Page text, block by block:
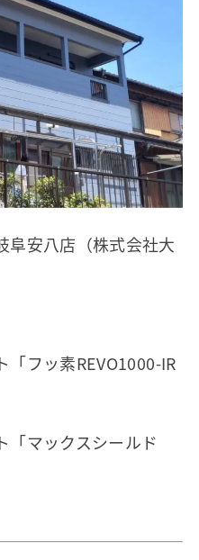
阜安八店（株式会社大
フッ素REVO1000-IR
「マックスシールド